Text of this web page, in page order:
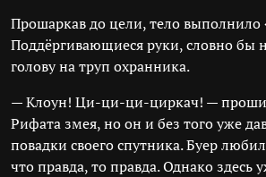
Прошаркав до цели, тело выполнило
Поддёргивающиеся руки, словно бы
голову на труп охранника.
— Клоун! Ци-ци-ци-циркач! —
Рифата змея, но он и без того уже
повадки своего спутника. Буер
что правда, то правда. Однако здесь